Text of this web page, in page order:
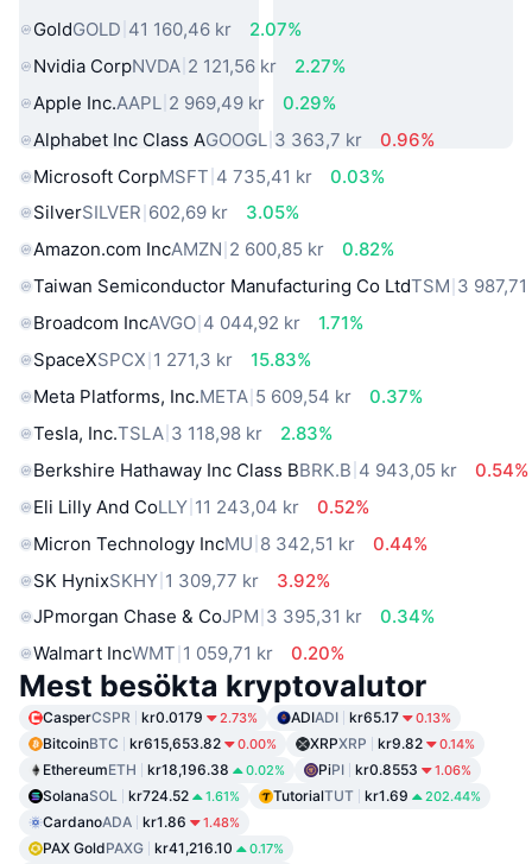
GoldGOLD 41 160,46 kr
2.07%
Nvidia CorpNVDA 2 121,56 kr
2.27%
Apple Inc.AAPL 2 969,49 kr
0.29%
Alphabet Inc Class AGOOGL 3 363,7 kr
0.96%
Microsoft CorpMSFT 4 735,41 kr
0.03%
SilverSILVER 602,69 kr
3.05%
Amazon.com IncAMZN 2 600,85 kr
0.82%
Taiwan Semiconductor Manufacturing Co LtdTSM 3
Broadcom IncAVGO 4 044,92 kr
1.71%
SpaceXSPCX 1 271,3 kr
15.83%
Meta Platforms, Inc.META 5 609,54 kr
0.37%
Tesla, Inc.TSLA 3 118,98 kr
2.83%
Berkshire Hathaway Inc Class BBRK.B 4 943,05 kr
0.54%
Eli Lilly And CoLLY 11 243,04 kr
0.52%
Micron Technology IncMU 8 342,51 kr
0.44%
SK HynixSKHY 1 309,77 kr
3.92%
JPmorgan Chase & CoJPM 3 395,31 kr
0.34%
Walmart IncWMT 1 059,71 kr 0.20%
Mest besökta kryptovalutor
CasperCSPR kr0.0179 2.73% ADIADI kr65.17 0.13%
BitcoinBTC kr615,653.82 0.00% XRPXRP kr9.82 0.14%
EthereumETH kr18,196.38 0.02% PiPI kr0.8553 1.06%
SolanaSOL kr724.52 1.61% TutorialTUT kr1.69 202.44%
CardanoADA kr1.86 1.48%
PAX GoldPAXG kr41,216.10 0.17%